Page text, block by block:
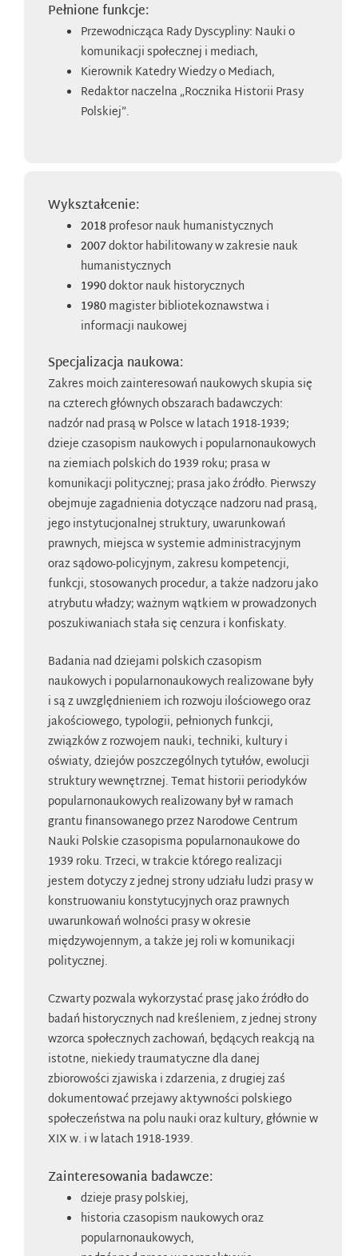
Pełnione funkcje:
Przewodnicząca Rady Dyscypliny: Nauki o
komunikacji społecznej i mediach,
Kierownik Katedry Wiedzy o Mediach,
Redaktor naczelna „Rocznika Historii Prasy
Polskiej”.
Wykształcenie:
2018profesor nauk humanistycznych
2007doktor habilitowany w zakresie nauk
humanistycznych
1990doktor nauk historycznych
1980magister bibliotekoznawstwa i
informacji naukowej
Specjalizacja naukowa:
Zakres moich zainteresowań naukowych skupia się
na czterech głównych obszarach badawczych:
nadzór nad prasą w Polsce w latach 1918-1939;
dzieje czasopism naukowych i popularnonaukowych
na ziemiach polskich do 1939 roku; prasa w
komunikacji politycznej; prasa jako źródło. Pierwszy
obejmuje zagadnienia dotyczące nadzoru nad prasą,
jego instytucjonalnej struktury, uwarunkowań
prawnych, miejsca w systemie administracyjnym
oraz sądowo-policyjnym, zakresu kompetencji,
funkcji, stosowanych procedur, a także nadzoru jako
atrybutu władzy; ważnym wątkiem w prowadzonych
poszukiwaniach stała się cenzura i konfiskaty.
Badania nad dziejami polskich czasopism
naukowych i popularnonaukowych realizowane były
i są z uwzględnieniem ich rozwoju ilościowego oraz
jakościowego, typologii, pełnionych funkcji,
związków z rozwojem nauki, techniki, kultury i
oświaty, dziejów poszczególnych tytułów, ewolucji
struktury wewnętrznej. Temat historii periodyków
popularnonaukowych realizowany był w ramach
grantu finansowanego przez Narodowe Centrum
Nauki Polskie czasopisma popularnonaukowe do
1939 roku. Trzeci, w trakcie którego realizacji
jestem dotyczy z jednej strony udziału ludzi prasy w
konstruowaniu konstytucyjnych oraz prawnych
uwarunkowań wolności prasy w okresie
międzywojennym, a także jej roli w komunikacji
politycznej.
Czwarty pozwala wykorzystać prasę jako źródło do
badań historycznych nad kreśleniem, z jednej strony
wzorca społecznych zachowań, będących reakcją na
istotne, niekiedy traumatyczne dla danej
zbiorowości zjawiska i zdarzenia, z drugiej zaś
dokumentować przejawy aktywności polskiego
społeczeństwa na polu nauki oraz kultury, głównie w
XIX w. i w latach 1918-1939.
Zainteresowania badawcze:
dzieje prasy polskiej,
historia czasopism naukowych oraz
popularnonaukowych,